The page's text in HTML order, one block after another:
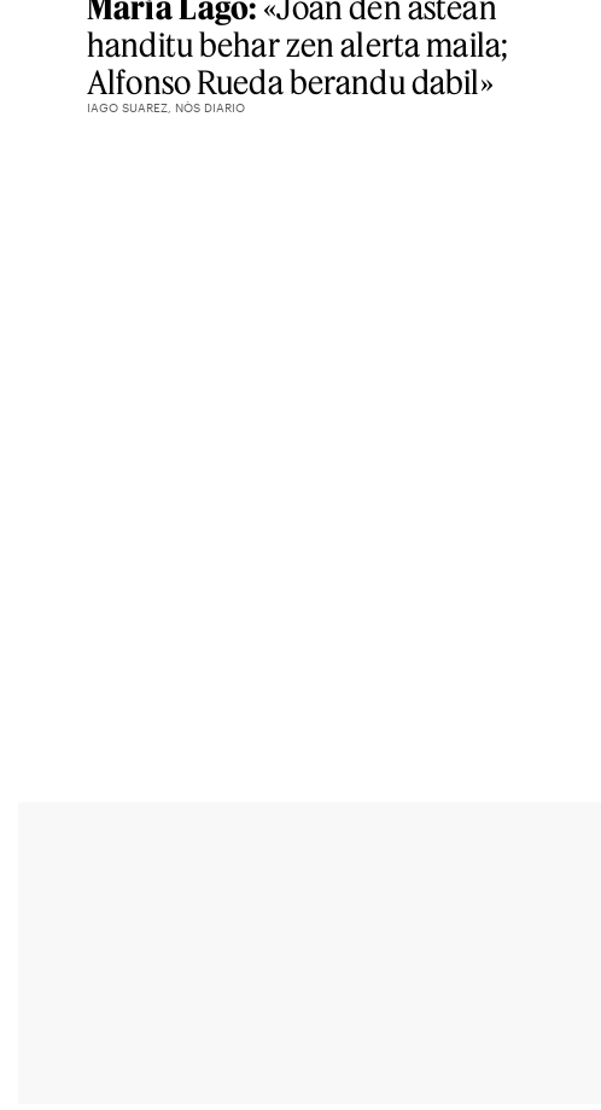
handitu behar zen alerta maila;
Alfonso Rueda berandu dabil»
IAGO SUAREZ, NÒS DIARIO